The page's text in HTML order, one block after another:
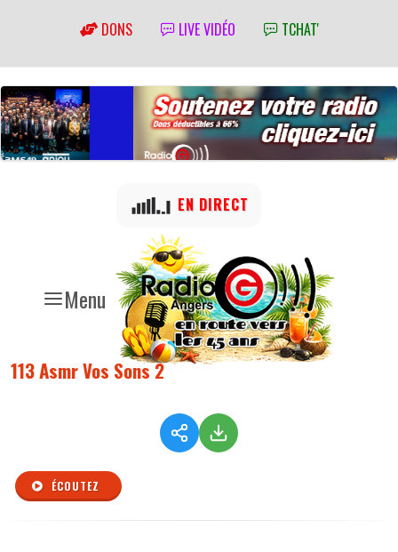
DONS LIVE VIDÉO TCHAT'
Menu
EN DIRECT
113 Asmr Vos Sons 2
ÉCOUTEZ